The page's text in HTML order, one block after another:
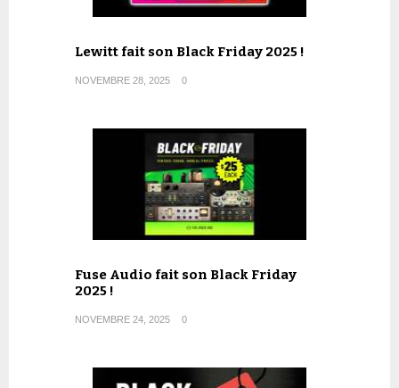
Lewitt fait son Black Friday 2025 !
NOVEMBRE 28, 2025 0
Fuse Audio fait son Black Friday
2025 !
NOVEMBRE 24, 2025 0